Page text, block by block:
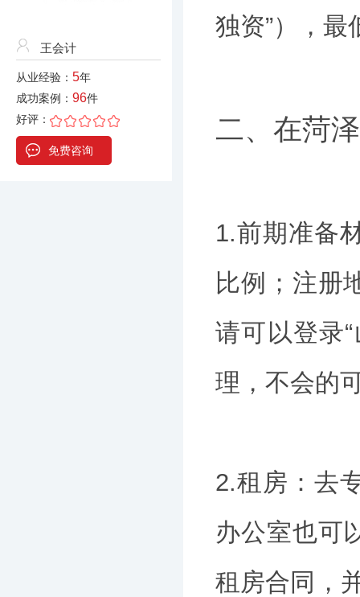
王会计
从业经验： 5年
成功案例： 96件
好评：
免费咨询
独资”），最
二、在菏
1.前期准备
比例；注册
请可以登录
理，不会的
2.租房：去
办公室也可
租房合同，